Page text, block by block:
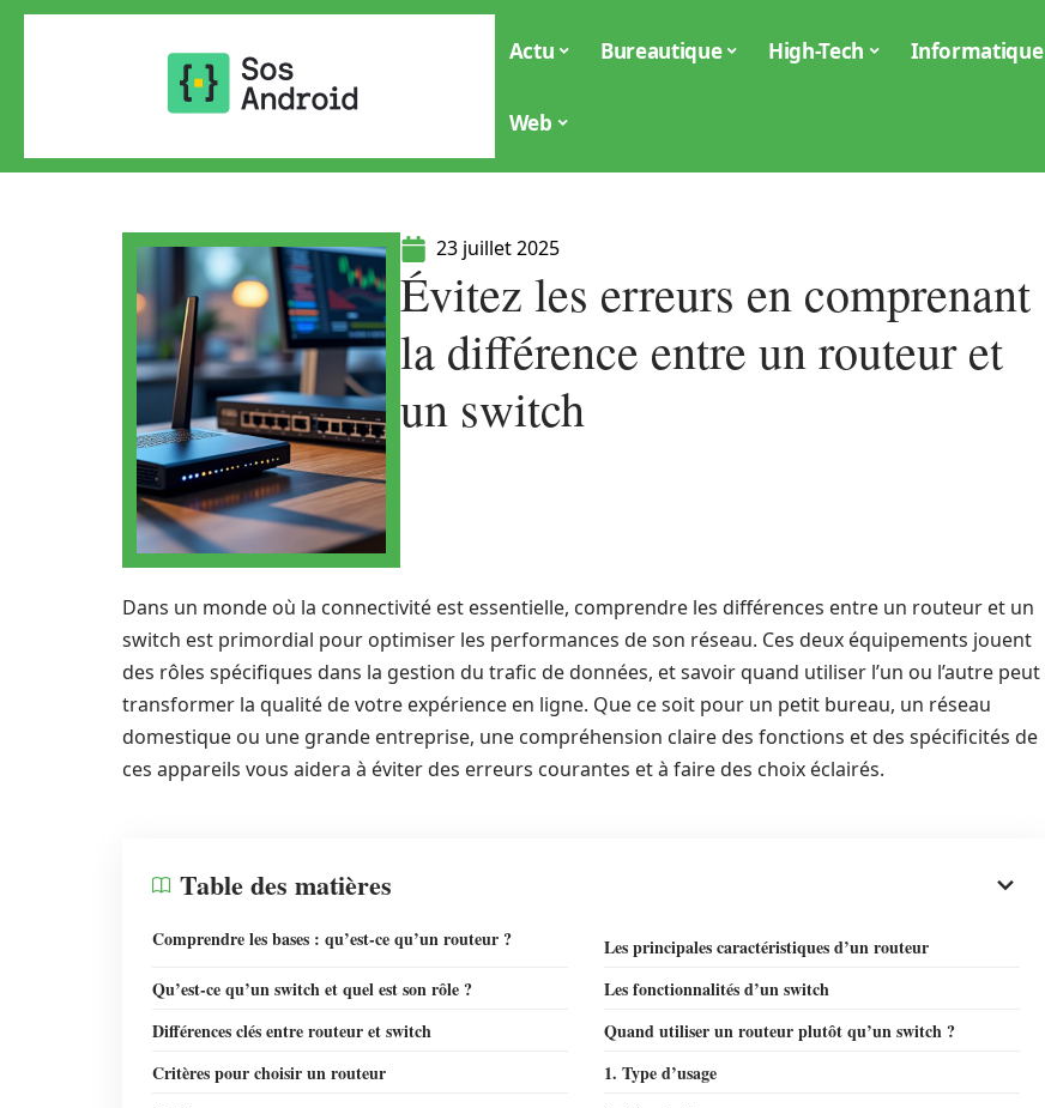
Actu Bureautique High-Tech Informatique
Web
23 juillet 2025
Évitez les erreurs en comprenant
la différence entre un routeur et
un switch
Dans un monde où la connectivité est essentielle, comprendre les différences entre un routeur et un
switch est primordial pour optimiser les performances de son réseau. Ces deux équipements jouent
des rôles spécifiques dans la gestion du trafic de données, et savoir quand utiliser l’un ou l’autre peut
transformer la qualité de votre expérience en ligne. Que ce soit pour un petit bureau, un réseau
domestique ou une grande entreprise, une compréhension claire des fonctions et des spécificités de
ces appareils vous aidera à éviter des erreurs courantes et à faire des choix éclairés.
Table des matières
Comprendre les bases : qu’est-ce qu’un routeur ?
Les principales caractéristiques d’un routeur
Qu’est-ce qu’un switch et quel est son rôle ?
Les fonctionnalités d’un switch
Différences clés entre routeur et switch
Quand utiliser un routeur plutôt qu’un switch ?
Critères pour choisir un routeur
1. Type d’usage